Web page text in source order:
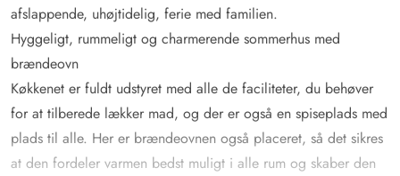
afslappende, uhøjtidelig, ferie med familien.
Hyggeligt, rummeligt og charmerende sommerhus med
brændeovn
Køkkenet er fuldt udstyret med alle de faciliteter, du behøver
for at tilberede lækker mad, og der er også en spiseplads med
plads til alle. Her er brændeovnen også placeret, så det sikres
at den fordeler varmen bedst muligt i alle rum og skaber den